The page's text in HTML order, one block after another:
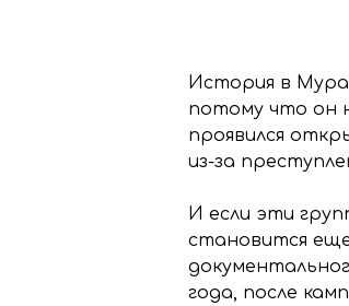
История в
потому что он
проявился
из-за
И если эти
становится
года, после